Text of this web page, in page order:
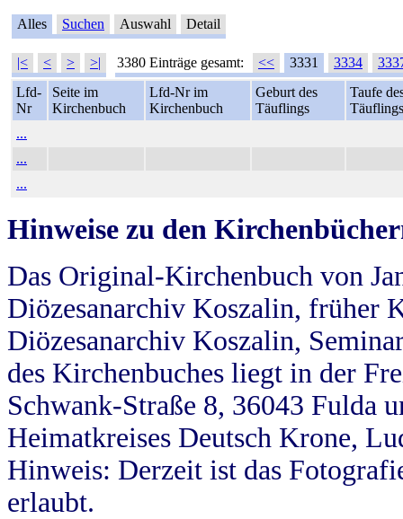
Alles Suchen Auswahl Detail
|< < > >| 3380 Einträge gesamt: << 3331 3334
Lfd-
Nr
Seite im
Kirchenbuch
Lfd-Nr im
Kirchenbuch
Geburt des
Täuflings
Taufe
Täuflings
...
...
...
Hinweise zu den
Das Original-Kirchenbuch von
Diözesanarchiv Koszalin, früher
Diözesanarchiv Koszalin,
des Kirchenbuches liegt in der
Schwank-Straße 8, 36043 Fulda
Heimatkreises Deutsch Krone,
Hinweis: Derzeit ist das
erlaubt.